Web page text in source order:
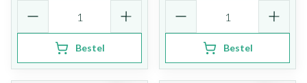
Bestel Bestel